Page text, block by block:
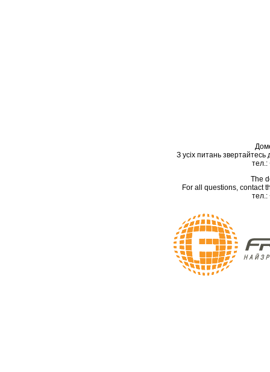
З усіх питань звертайтесь
тел.:
The
For all questions, contact
тел.: